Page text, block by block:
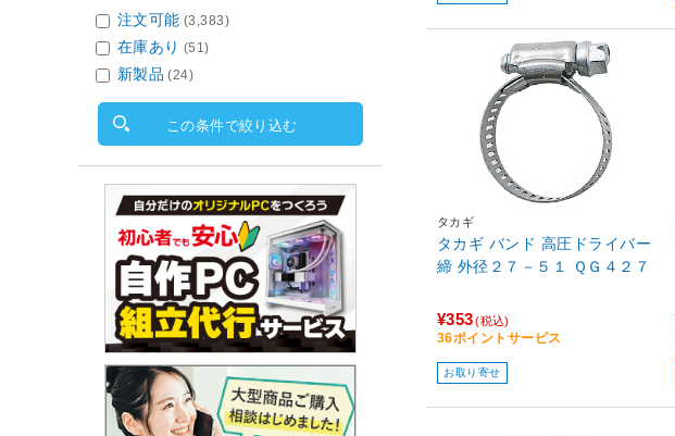
タカギ
タカギ バンド 高圧ドライバー
締 外径２７－５１ ＱＧ４２７
¥353 (税込)
36ポイントサービス
お取り寄せ
注文可能 (3,383)
在庫あり (51)
新製品 (24)
この条件で絞り込む